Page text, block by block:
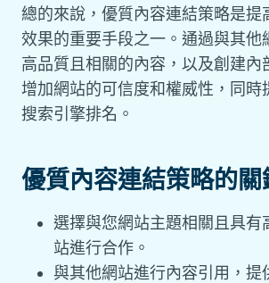
總的來說，優質內容連結策略是提
效果的重要手段之一。通過與其他
高品質且相關的內容，以及創建內
增加網站的可信度和權威性，同時
搜索引擎排名。
優質內容連結策略的關
選擇與您網站主題相關且具有
站進行合作。
與其他網站進行內容引用，提